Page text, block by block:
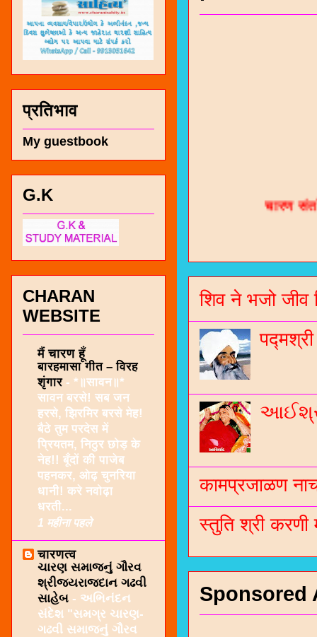
भजन /
चारणी
नंबर
शिव ने भजो जीव
कामप्रजाळण
स्तुति श्री करणी
Sponsored
प्रतिभाव
My guestbook
G.K
CHARAN
WEBSITE
मैं चारण हूँ
बारहमासा गीत – विरह
शृंगार - *॥सावन॥*
सावन बरसे! सब जन
हरसे, झिरमिर बरसे मेह!
बैठे तुम परदेस में
प्रियतम, निठुर छोड़ के
नेह!! बूँदों की पाजेब
पहनकर, ओढ़ चुनरिया
धानी! करे नवोढ़ा
धरती...
1 महीना पहले
चारणत्व
ચારણ સમાજનું ગૌરવ
શ્રીજયરાજદાન ગઢવી
સાહેબ - અભિનંદન
સંદેશ "સમગ્ર ચારણ-
ગઢવી સમાજનું ગૌરવ